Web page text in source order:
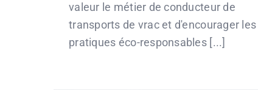
valeur le métier de conducteur de
transports de vrac et d'encourager les
pratiques éco-responsables [...]